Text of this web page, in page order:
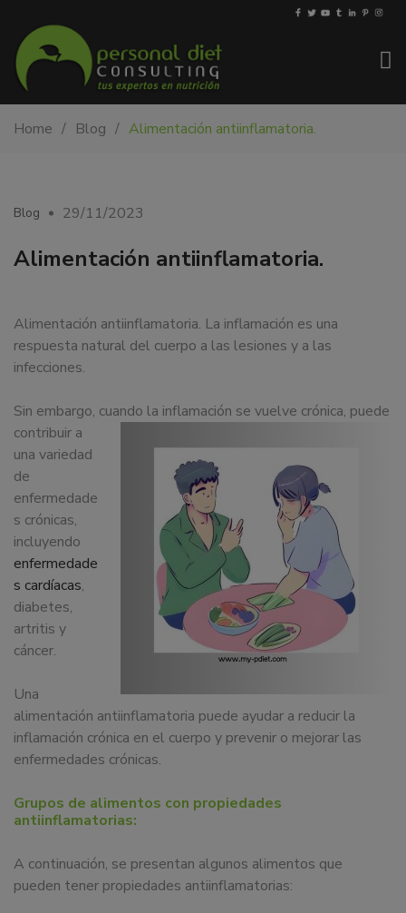
PDiet.com
y
Barcelona.
Mejoramos
la
nutrición
personas
y
también
dedicamos
a
la
docencia
y
formación
sobre
la
nutrición
alimentaria
tanto
para
instituciones,
organismos,
empresas,
ferias,
Home Blog Alimentación antiinflamatoria.
Blog 29/11/2023
Alimentación antiinflamatoria.
Alimentación antiinflamatoria. La inflamación es una
respuesta natural del cuerpo a las lesiones y a las
infecciones.
Sin embargo, cuando la inflamación se vuelve crónica, puede
contribuir a
una variedad
de
enfermedade
s crónicas,
incluyendo
enfermedade
s cardíacas,
diabetes,
artritis y
cáncer.
Una
alimentación antiinflamatoria puede ayudar a reducir la
inflamación crónica en el cuerpo y prevenir o mejorar las
enfermedades crónicas.
Grupos de alimentos con propiedades
antiinflamatorias:
A continuación, se presentan algunos alimentos que
pueden tener propiedades antiinflamatorias: